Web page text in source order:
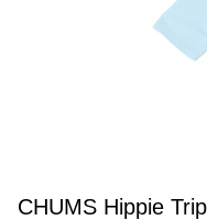
CHUMS Hippie